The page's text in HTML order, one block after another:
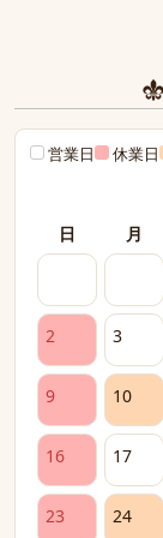
営業日 休業日
日 月
2 3
9 10
16 17
23 24